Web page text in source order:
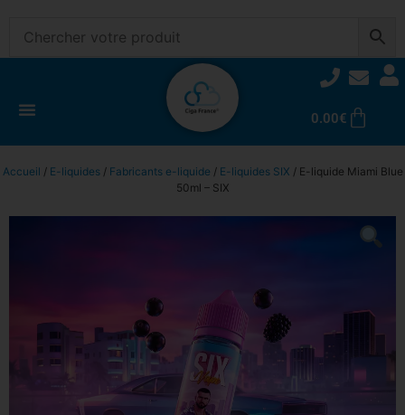
0.00€
Accueil / E-liquides/ Fabricants e-liquide / E-liquides SIX / E-liquide Miami Blue
50ml – SIX